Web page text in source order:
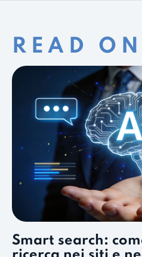
READ ON
Smart search: